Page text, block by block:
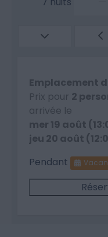
Emplacement
Prix pour 2
arrivée le
mer 19 août
jeu 20 août
Pendant